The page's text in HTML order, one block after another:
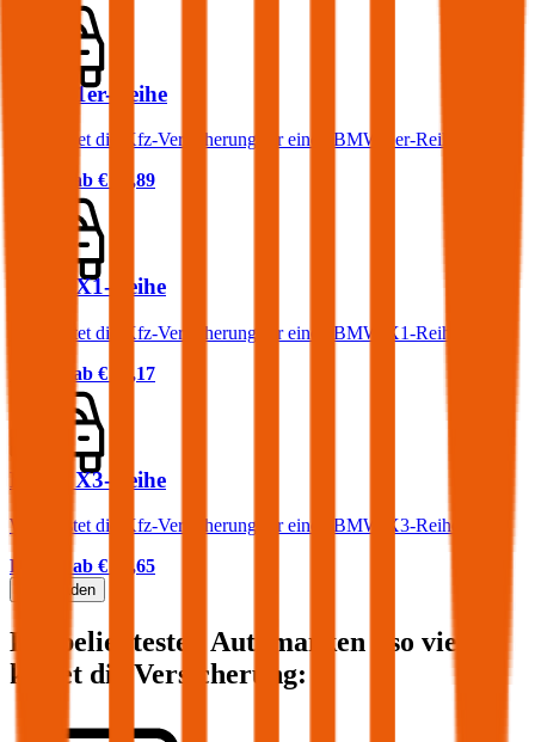
BMW 1er-Reihe
Was kostet die Kfz-Versicherung für einen BMW 1er-Reihe?
Prämie ab € 72,89
BMW X1-Reihe
Was kostet die Kfz-Versicherung für einen BMW X1-Reihe?
Prämie ab € 84,17
BMW X3-Reihe
Was kostet die Kfz-Versicherung für einen BMW X3-Reihe?
Prämie ab € 83,65
Mehr laden
Die beliebtesten Automarken - so viel
kostet die Versicherung: